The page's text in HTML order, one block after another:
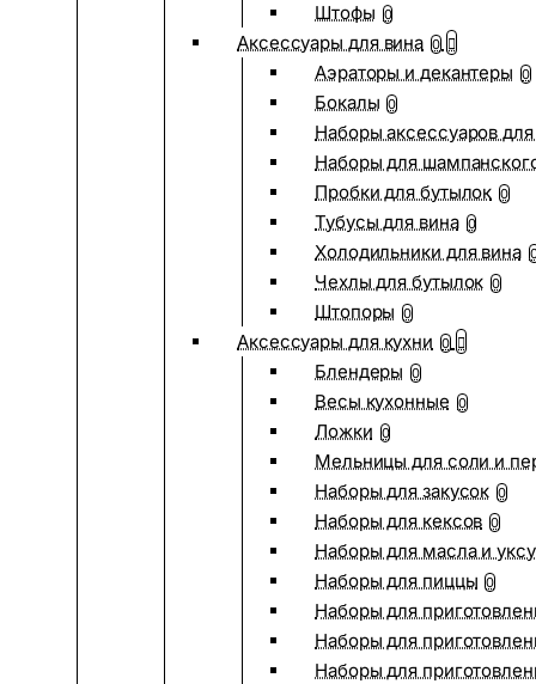
Штофы 0
Аксессуары для вина 0
Аэраторы и декантеры 0
Бокалы 0
Наборы аксессуаров
Наборы для
Пробки для бутылок 0
Тубусы для вина 0
Холодильники для вина
Чехлы для бутылок 0
Штопоры 0
Аксессуары для кухни 0
Блендеры 0
Весы кухонные 0
Ложки 0
Мельницы для соли и
Наборы для закусок 0
Наборы для кексов 0
Наборы для масла и
Наборы для пиццы 0
Наборы для
Наборы для
Наборы для